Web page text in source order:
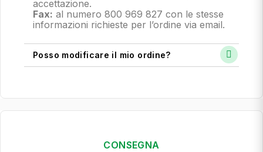
accettazione.
Fax: al numero 800 969 827 con le stesse
informazioni richieste per l’ordine via email.
Posso modificare il mio ordine?
CONSEGNA